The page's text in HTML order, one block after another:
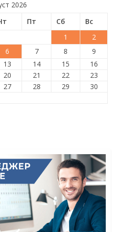
2026
Пт Сб
Вс
1
2
6 7 8
9
13 14 15
16
20 21 22
23
27 28 29
30